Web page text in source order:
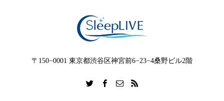
〒150−0001 東京都渋谷区神宮前6−23−4桑野ビル2階